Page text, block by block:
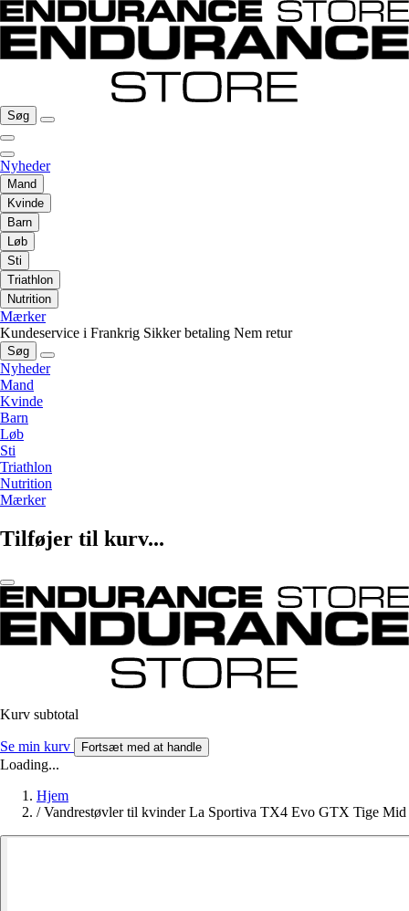
Søg
Nyheder
Mand
Kvinde
Barn
Løb
Sti
Triathlon
Nutrition
Mærker
Kundeservice i Frankrig Sikker betaling Nem retur
Søg
Nyheder
Mand
Kvinde
Barn
Løb
Sti
Triathlon
Nutrition
Mærker
Tilføjer til kurv...
Kurv subtotal
Se min kurv Fortsæt med at handle
Loading...
Hjem
/ Vandrestøvler til kvinder La Sportiva TX4 Evo GTX Tige Mid